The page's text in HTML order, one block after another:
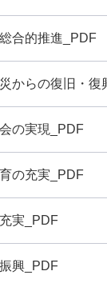
合的推進_PDF
からの復旧・復
の実現_PDF
の充実_PDF
実_PDF
興_PDF